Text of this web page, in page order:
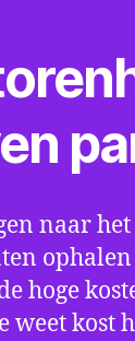
naar
hoge
weet kost